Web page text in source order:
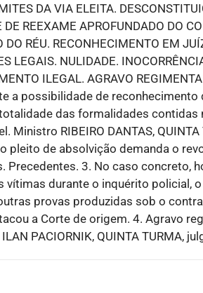
DA VIA ELEITA.
DE REEXAME APROFUNDADO DO
DO RÉU. RECONHECIMENTO EM
LEGAIS. NULIDADE.
ILEGAL. AGRAVO
a possibilidade de
das formalidades contidas
Ministro RIBEIRO DANTAS,
pleito de absolvição demanda o
Precedentes. 3. No caso concreto,
vítimas durante o inquérito policial,
provas produzidas sob o
a Corte de origem. 4. Agravo
PACIORNIK, QUINTA